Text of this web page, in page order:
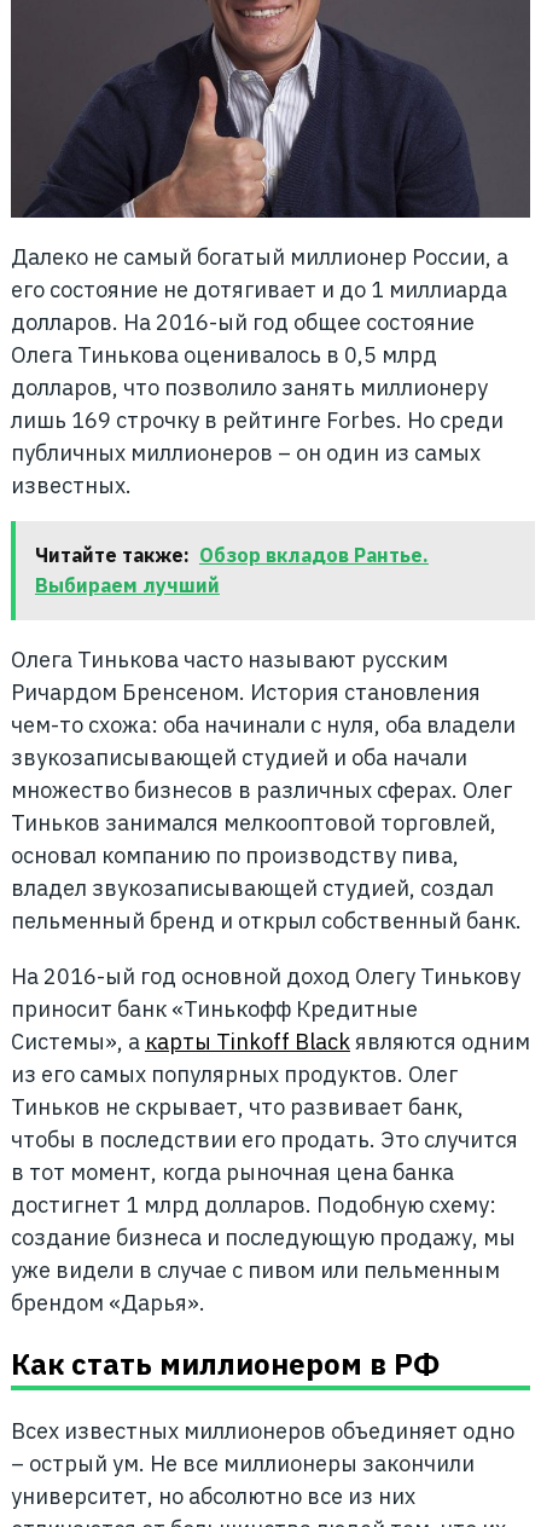
Далеко не самый богатый миллионер России, а
его состояние не дотягивает и до 1 миллиарда
долларов. На 2016-ый год общее состояние
Олега Тинькова оценивалось в 0,5 млрд
долларов, что позволило занять миллионеру
лишь 169 строчку в рейтинге Forbes. Но среди
публичных миллионеров – он один из самых
известных.
Читайте также: Обзор вкладов Рантье.
Выбираем лучший
Олега Тинькова часто называют русским
Ричардом Бренсеном. История становления
чем-то схожа: оба начинали с нуля, оба владели
звукозаписывающей студией и оба начали
множество бизнесов в различных сферах. Олег
Тиньков занимался мелкооптовой торговлей,
основал компанию по производству пива,
владел звукозаписывающей студией, создал
пельменный бренд и открыл собственный банк.
На 2016-ый год основной доход Олегу Тинькову
приносит банк «Тинькофф Кредитные
Системы», а карты Tinkoff Blackявляются одним
из его самых популярных продуктов. Олег
Тиньков не скрывает, что развивает банк,
чтобы в последствии его продать. Это случится
в тот момент, когда рыночная цена банка
достигнет 1 млрд долларов. Подобную схему:
создание бизнеса и последующую продажу, мы
уже видели в случае с пивом или пельменным
брендом «Дарья».
Как стать миллионером в РФ
Всех известных миллионеров объединяет одно
– острый ум. Не все миллионеры закончили
университет, но абсолютно все из них